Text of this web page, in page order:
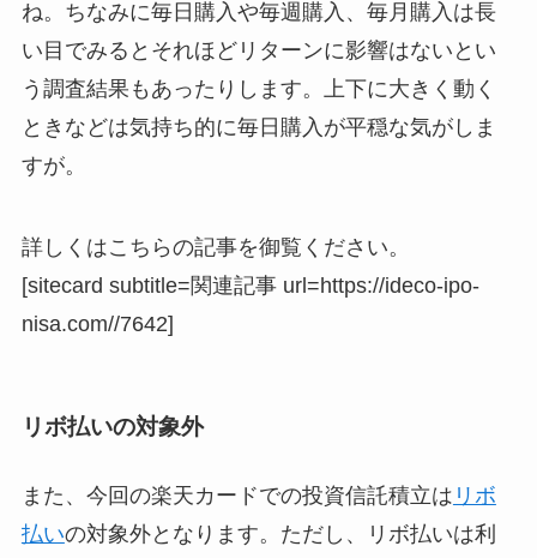
ね。ちなみに毎日購入や毎週購入、毎月購入は長
い目でみるとそれほどリターンに影響はないとい
う調査結果もあったりします。上下に大きく動く
ときなどは気持ち的に毎日購入が平穏な気がしま
すが。
詳しくはこちらの記事を御覧ください。
[sitecard subtitle=関連記事 url=https://ideco-ipo-
nisa.com//7642]
リボ払いの対象外
また、今回の楽天カードでの投資信託積立は リボ
払いの対象外となります。ただし、リボ払いは利